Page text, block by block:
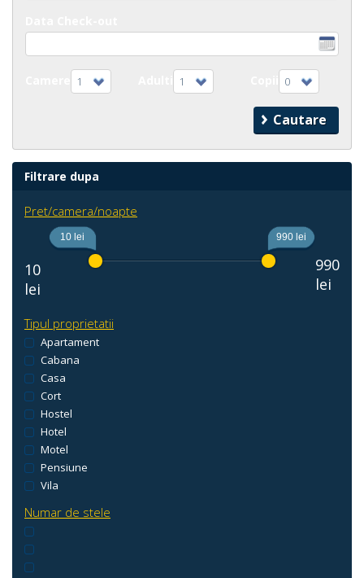
1 1 0
Filtrare dupa
Pret/camera/noapte
10
lei
10 lei 990 lei
990
lei
Tipul proprietatii
Apartament
Cabana
Casa
Cort
Hostel
Hotel
Motel
Pensiune
Vila
Numar de stele